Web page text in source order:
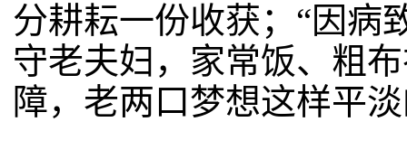
分耕耘一份收获；“因病
守老夫妇，家常饭、粗
障，老两口梦想这样平